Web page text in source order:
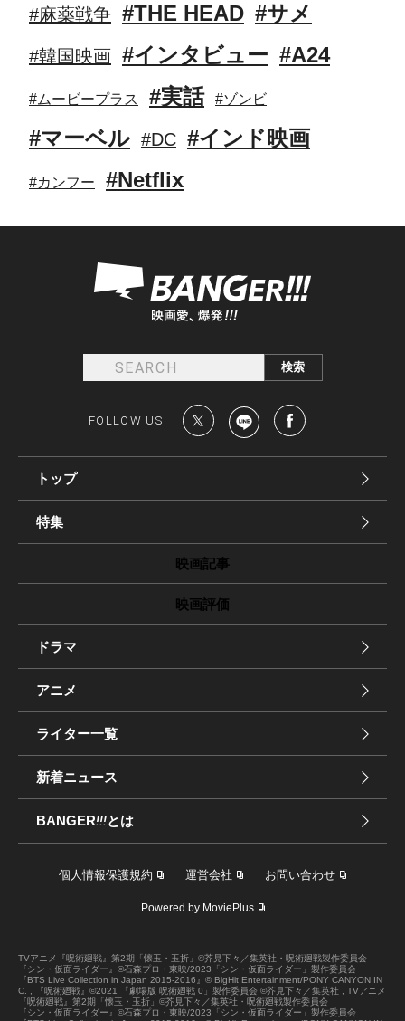
#麻薬戦争 #THE HEAD #サメ
#韓国映画 #インタビュー #A24
#ムービープラス #実話 #ゾンビ
#マーベル #DC #インド映画
#カンフー #Netflix
FOLLOW US
トップ
特集
映画記事
映画評価
ドラマ
アニメ
ライター一覧
新着ニュース
BANGER!!!とは
個人情報保護規約 運営会社 お問い合わせ
Powered by MoviePlus
TVアニメ『呪術廻戦』第2期「懐玉・玉折」©芥見下々／集英社・呪術廻戦製作委員会
『シン・仮面ライダー』©石森プロ・東映/2023「シン・仮面ライダー」製作委員会
『BTS Live Collection in Japan 2015-2016』© BigHit Entertainment/PONY CANYON IN
C. , 『呪術廻戦』©︎2021 「劇場版 呪術廻戦 0」製作委員会 ©︎芥見下々／集英社 , TVアニメ
『呪術廻戦』第2期「懐玉・玉折」©芥見下々／集英社・呪術廻戦製作委員会
『シン・仮面ライダー』©石森プロ・東映/2023「シン・仮面ライダー」製作委員会